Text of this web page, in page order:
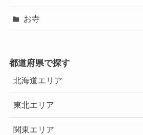
お寺
都道府県で探す
北海道エリア
東北エリア
関東エリア